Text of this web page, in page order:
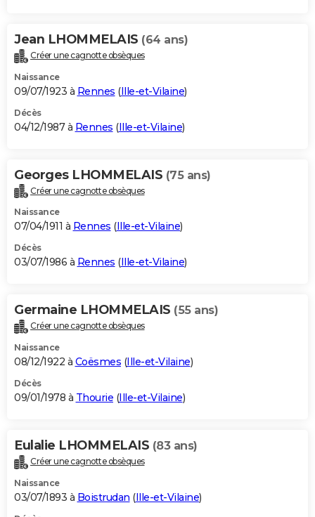
Jean LHOMMELAIS (64 ans)
Créer une cagnotte obsèques
Naissance
09/07/1923 à Rennes (Ille-et-Vilaine)
Décès
04/12/1987 à Rennes (Ille-et-Vilaine)
Georges LHOMMELAIS (75 ans)
Créer une cagnotte obsèques
Naissance
07/04/1911 à Rennes (Ille-et-Vilaine)
Décès
03/07/1986 à Rennes (Ille-et-Vilaine)
Germaine LHOMMELAIS (55 ans)
Créer une cagnotte obsèques
Naissance
08/12/1922 à Coësmes (Ille-et-Vilaine)
Décès
09/01/1978 à Thourie (Ille-et-Vilaine)
Eulalie LHOMMELAIS (83 ans)
Créer une cagnotte obsèques
Naissance
03/07/1893 à Boistrudan (Ille-et-Vilaine)